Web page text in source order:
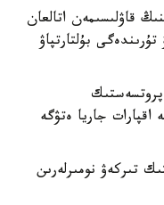
سوتىنىڭ قاۋلىسىمەن اتالعان
بۇلتارتپاۋ
وزگە اقپارات جاريا ەتۋگە
تىركەۋ نومىرلەرىن